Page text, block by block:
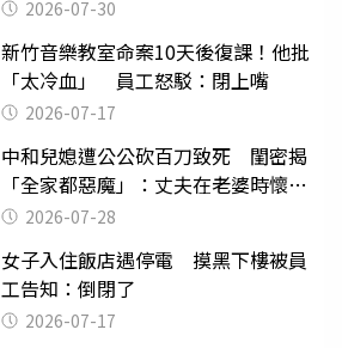
2026-07-30
新竹音樂教室命案10天後復課！他批
「太冷血」 員工怒駁：閉上嘴
2026-07-17
中和兒媳遭公公砍百刀致死 閨密揭
「全家都惡魔」：丈夫在老婆時懷孕
摔東西
2026-07-28
女子入住飯店遇停電 摸黑下樓被員
工告知：倒閉了
2026-07-17